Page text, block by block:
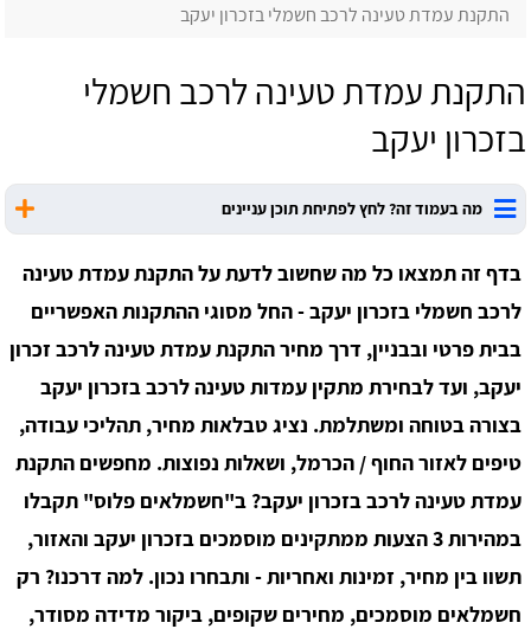
התקנת עמדת טעינה לרכב חשמלי בזכרון יעקב
התקנת עמדת טעינה לרכב חשמלי
בזכרון יעקב
מה בעמוד זה? לחץ לפתיחת תוכן עניינים
בדף זה תמצאו כל מה שחשוב לדעת על התקנת עמדת טעינה
לרכב חשמלי בזכרון יעקב - החל מסוגי ההתקנות האפשריים
בבית פרטי ובבניין, דרך מחיר התקנת עמדת טעינה לרכב זכרון
יעקב, ועד לבחירת מתקין עמדות טעינה לרכב בזכרון יעקב
בצורה בטוחה ומשתלמת. נציג טבלאות מחיר, תהליכי עבודה,
טיפים לאזור החוף / הכרמל, ושאלות נפוצות. מחפשים התקנת
עמדת טעינה לרכב בזכרון יעקב? ב"חשמלאים פלוס" תקבלו
במהירות 3 הצעות ממתקינים מוסמכים בזכרון יעקב והאזור,
תשוו בין מחיר, זמינות ואחריות - ותבחרו נכון. למה דרכנו? רק
חשמלאים מוסמכים, מחירים שקופים, ביקור מדידה מסודר,